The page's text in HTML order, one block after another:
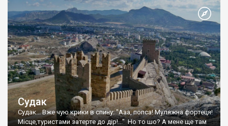
Судак
Судак... Вже чую крики в спину: "Ааа, попса! Муляжна фортеця!
Місце,туристами затерте до дір!..." Но то шо? А мене ще там